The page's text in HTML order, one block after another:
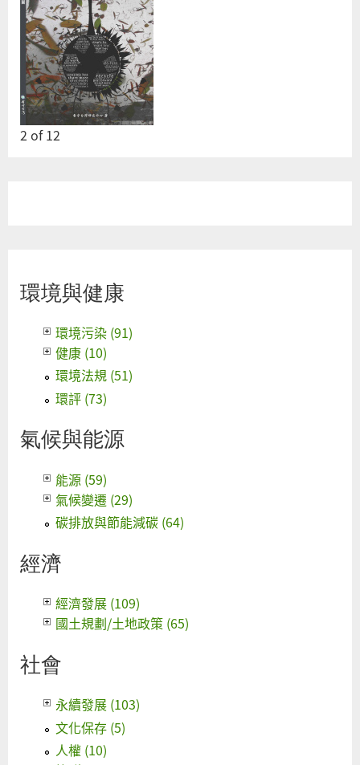
2 of12
環境與健康
環境污染 (91)
健康 (10)
環境法規 (51)
環評 (73)
氣候與能源
能源 (59)
氣候變遷 (29)
碳排放與節能減碳 (64)
經濟
經濟發展 (109)
國土規劃/土地政策 (65)
社會
永續發展 (103)
文化保存 (5)
人權 (10)